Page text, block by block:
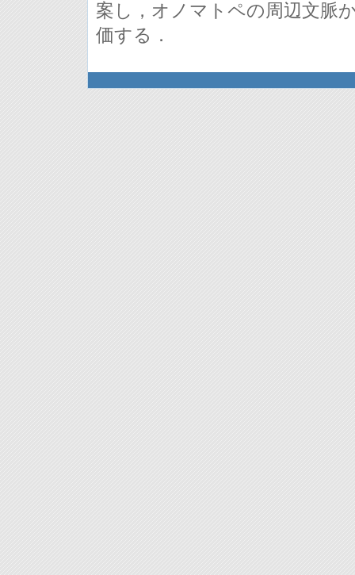
案し，オノマトペの周辺文脈
価する．